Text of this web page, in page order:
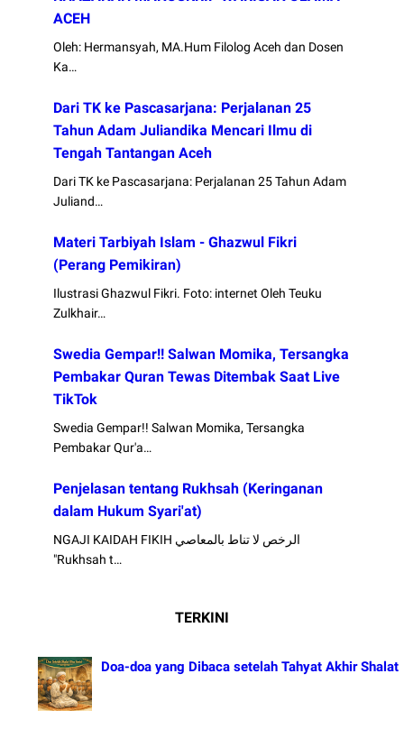
ACEH
Oleh: Hermansyah, MA.Hum Filolog Aceh dan Dosen
Ka…
Dari TK ke Pascasarjana: Perjalanan 25
Tahun Adam Juliandika Mencari Ilmu di
Tengah Tantangan Aceh
Dari TK ke Pascasarjana: Perjalanan 25 Tahun Adam
Juliand…
Materi Tarbiyah Islam - Ghazwul Fikri
(Perang Pemikiran)
Ilustrasi Ghazwul Fikri. Foto: internet Oleh Teuku
Zulkhair…
Swedia Gempar!! Salwan Momika, Tersangka
Pembakar Quran Tewas Ditembak Saat Live
TikTok
Swedia Gempar!! Salwan Momika, Tersangka
Pembakar Qur'a…
Penjelasan tentang Rukhsah (Keringanan
dalam Hukum Syari'at)
NGAJI KAIDAH FIKIH الرخص لا تناط بالمعاصي
"Rukhsah t…
TERKINI
Doa-doa yang Dibaca setelah Tahyat Akhir Shalat